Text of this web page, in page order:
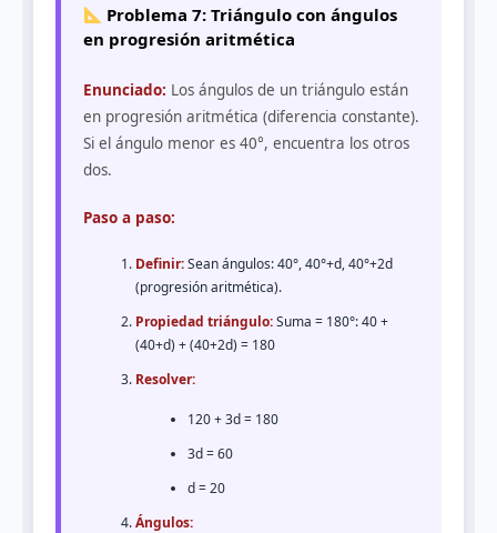
Problema 7: Triángulo con ángulos
en progresión aritmética
Enunciado: Los ángulos de un triángulo están
en progresión aritmética (diferencia constante).
Si el ángulo menor es 40°, encuentra los otros
dos.
Paso a paso:
Definir:Sean ángulos: 40°, 40°+d, 40°+2d
(progresión aritmética).
Propiedad triángulo:Suma = 180°: 40 +
(40+d) + (40+2d) = 180
Resolver:
120 + 3d = 180
3d = 60
d = 20
Ángulos: